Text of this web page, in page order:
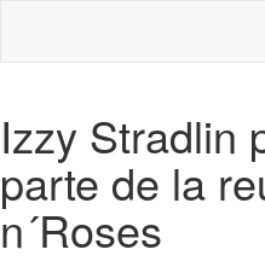
Izzy Stradlin
parte de la
n´Roses